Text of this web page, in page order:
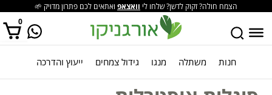
הצמח חולה? זקוק לדשן? שלחו לי וואצאפ ואתאים לכם פתרון מדויק 🌱
0
אין מוצרים בסל הקניות. חנות משתלה מנגו גידול צמחים ייעוץ והדרכה